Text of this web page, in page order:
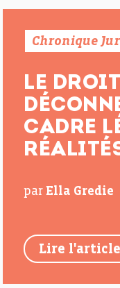
Chronique
LE
CADRE
parElla Gredie
Lire l'article